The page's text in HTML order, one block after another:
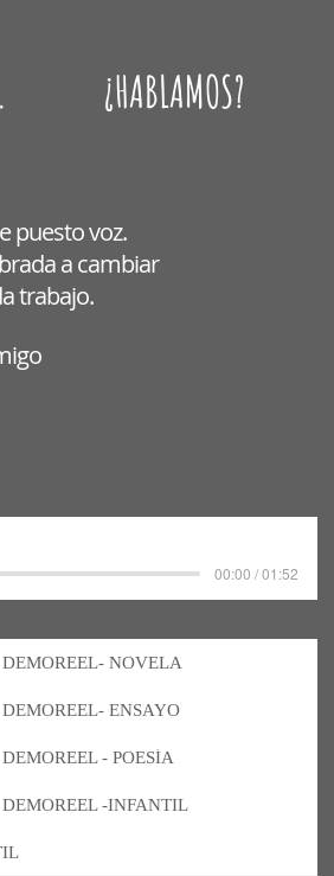
¿HABLAMOS?
puesto voz.
a cambiar
trabajo.
00:00 / 01:52
NOVELA
ENSAYO
- POESÍA
-INFANTIL